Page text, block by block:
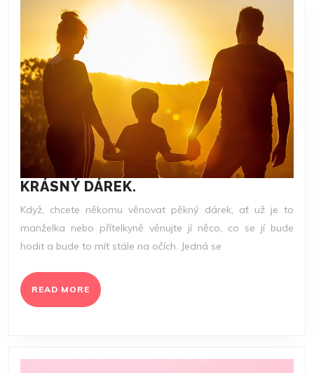
KRÁSNÝ DÁREK.
DÁREK.
Když, chcete někomu věnovat pěkný dárek, ať už je to
manželka nebo přítelkyně věnujte jí něco, co se jí bude
hodit a bude to mít stále na očích. Jedná se
READ MORE READ
MORE